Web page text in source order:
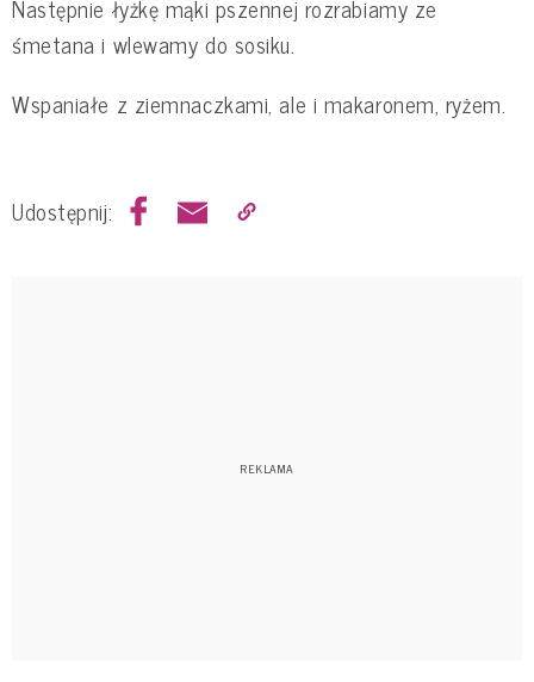
Następnie łyżkę mąki pszennej rozrabiamy ze
śmetana i wlewamy do sosiku.
Wspaniałe z ziemnaczkami, ale i makaronem, ryżem.
Udostępnij: